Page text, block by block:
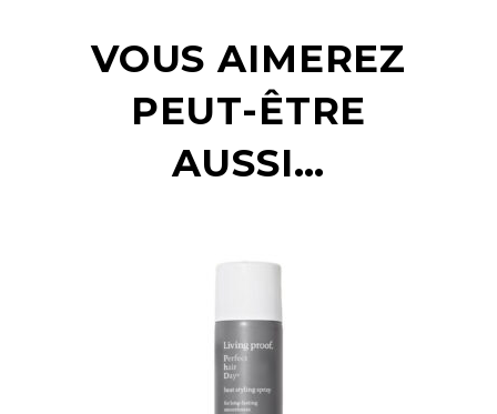
VOUS AIMEREZ
PEUT-ÊTRE
AUSSI…